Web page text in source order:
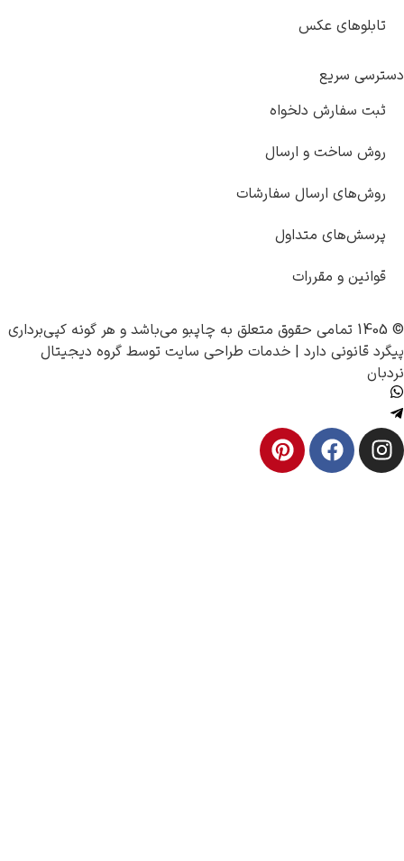
عکس
دلخواه
و ارسال
ارسال سفارشات
متداول
و مقررات
چاپبو می‌باشد و هر گونه کپی‌برداری
دارد |خدمات طراحی سایتتوسطگروه دیجیتال